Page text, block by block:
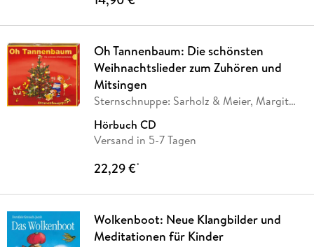
Oh Tannenbaum: Die schönsten
Weihnachtslieder zum Zuhören und
Mitsingen
Sternschnuppe: Sarholz & Meier, Margit
Hörbuch CD
Versand in 5-7 Tagen
22,29 €*
Wolkenboot: Neue Klangbilder und
Meditationen für Kinder